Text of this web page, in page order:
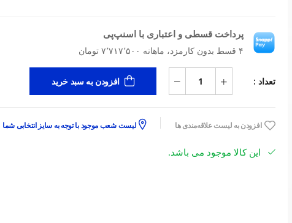
پرداخت قسطی و اعتباری با اسنپ‌پی
۴ قسط بدون کارمزد، ماهانه ۷٬۷۱۷٬۵۰۰ تومان
تعداد : افزودن به سبد خرید
افزودن به لیست علاقه‌مندی ها لیست شعب موجود با توجه به سایز انتخابی شما
این کالا موجود می باشد.